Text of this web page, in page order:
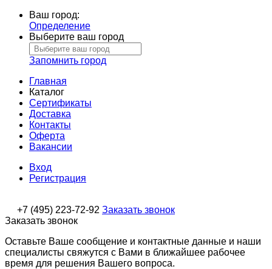
Ваш город:
Определение
Выберите ваш город
Запомнить город
Главная
Каталог
Сертификаты
Доставка
Контакты
Оферта
Вакансии
Вход
Регистрация
+7 (495) 223-72-92 Заказать звонок
Заказать звонок
Оставьте Ваше сообщение и контактные данные и наши
специалисты свяжутся с Вами в ближайшее рабочее
время для решения Вашего вопроса.